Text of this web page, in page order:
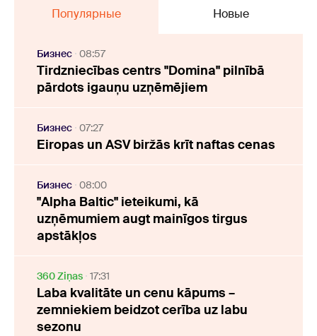
Популярные Новые
Бизнес 08:57
Tirdzniecības centrs "Domina" pilnībā
pārdots igauņu uzņēmējiem
Бизнес 07:27
Eiropas un ASV biržās krīt naftas cenas
Бизнес 08:00
"Alpha Baltic" ieteikumi, kā
uzņēmumiem augt mainīgos tirgus
apstākļos
360 Ziņas 17:31
Laba kvalitāte un cenu kāpums –
zemniekiem beidzot cerība uz labu
sezonu